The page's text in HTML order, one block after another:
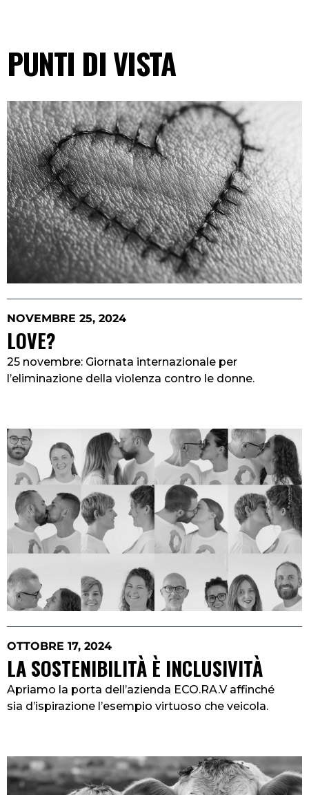
PUNTI DI VISTA
NOVEMBRE 25, 2024
LOVE?
25 novembre: Giornata internazionale per
l’eliminazione della violenza contro le donne.
OTTOBRE 17, 2024
LA SOSTENIBILITÀ È INCLUSIVITÀ
Apriamo la porta dell’azienda ECO.RA.V affinché
sia d’ispirazione l’esempio virtuoso che veicola.